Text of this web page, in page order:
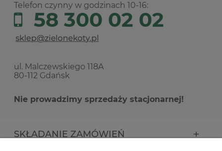
Telefon czynny w godzinach 10-16:
58 300 02 02
ul. Malczewskiego 118A
80-112 Gdańsk
Nie prowadzimy sprzedaży stacjonarnej!
SKŁADANIE ZAMÓWIEŃ